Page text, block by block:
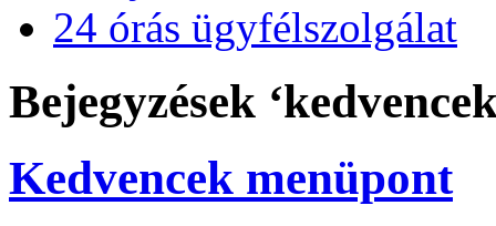
24 órás ügyfélszolgálat
Bejegyzések
Kedvencek menüpont